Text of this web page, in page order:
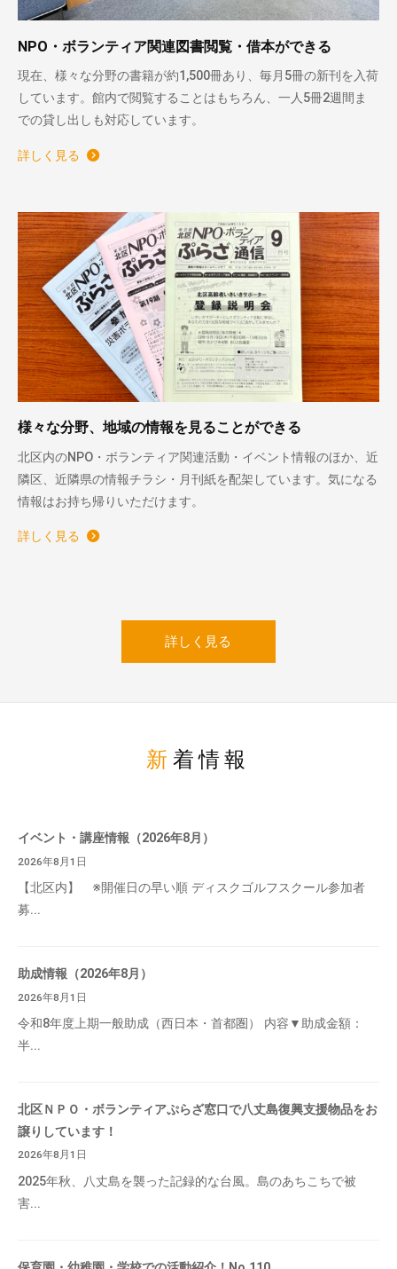
NPO・ボランティア関連図書閲覧・借本ができる
現在、様々な分野の書籍が約1,500冊あり、毎月5冊の新刊を入荷
しています。館内で閲覧することはもちろん、一人5冊2週間ま
での貸し出しも対応しています。
詳しく見る
様々な分野、地域の情報を見ることができる
北区内のNPO・ボランティア関連活動・イベント情報のほか、近
隣区、近隣県の情報チラシ・月刊紙を配架しています。気になる
情報はお持ち帰りいただけます。
詳しく見る
詳しく見る
新着情報
イベント・講座情報（2026年8月）
2026年8月1日
【北区内】 ※開催日の早い順 ディスクゴルフスクール参加者
募...
助成情報（2026年8月）
2026年8月1日
令和8年度上期一般助成（西日本・首都圏） 内容▼助成金額：
半...
北区ＮＰＯ・ボランティアぷらざ窓口で八丈島復興支援物品をお
譲りしています！
2026年8月1日
2025年秋、八丈島を襲った記録的な台風。島のあちこちで被
害...